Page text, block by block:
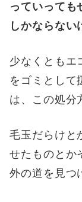
っていって
しかならない
少なくともエ
をゴミとして
は、この処分
毛玉だらけと
せたものとか
外の道を見つ